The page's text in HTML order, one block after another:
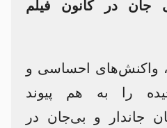
جان در کانون فیلم
واکنش‌های احساسی و
را به هم پیوند
جاندار و بی‌جان در